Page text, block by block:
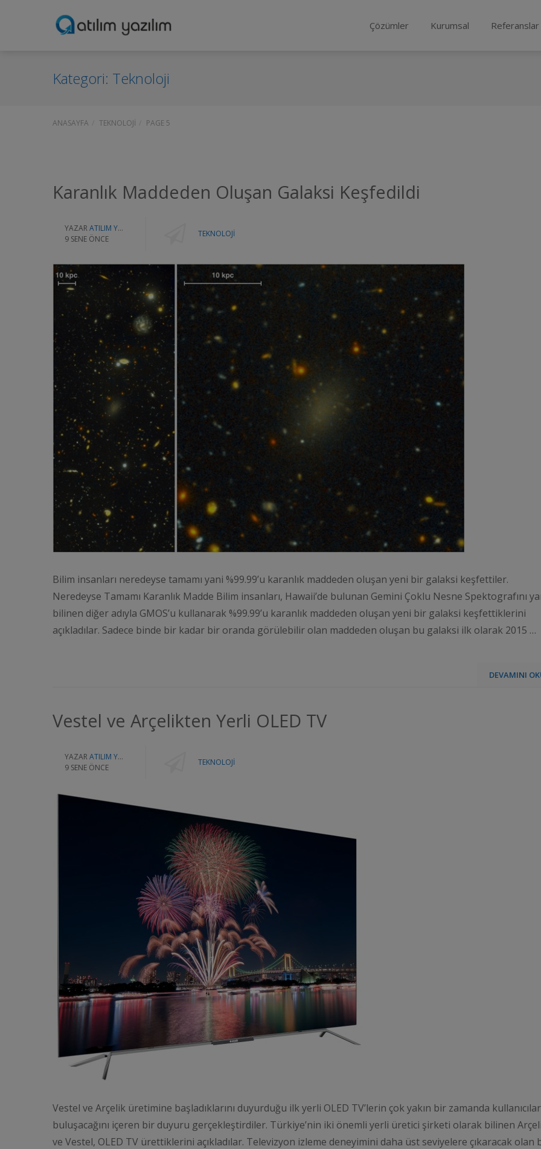
Çözümler Kurumsal Referanslar
Kategori: Teknoloji
ANASAYFA TEKNOLOJI PAGE 5
Karanlık Maddeden Oluşan Galaksi Keşfedildi
YAZAR ATILIM YAZILIM
9 SENE ÖNCE
TEKNOLOJI
Bilim insanları neredeyse tamamı yani %99.99’u karanlık maddeden oluşan yeni bir galaksi keşfettiler.
Neredeyse Tamamı Karanlık Madde Bilim insanları, Hawaii’de bulunan Gemini Çoklu Nesne Spektografını
bilinen diğer adıyla GMOS’u kullanarak %99.99’u karanlık maddeden oluşan yeni bir galaksi keşfettiklerini
açıkladılar. Sadece binde bir kadar bir oranda görülebilir olan maddeden oluşan bu galaksi ilk olarak 2015 …
DEVAMINI
Vestel ve Arçelikten Yerli OLED TV
YAZAR ATILIM YAZILIM
9 SENE ÖNCE
TEKNOLOJI
Vestel ve Arçelik üretimine başladıklarını duyurduğu ilk yerli OLED TV’lerin çok yakın bir zamanda
buluşacağını içeren bir duyuru gerçekleştirdiler. Türkiye’nin iki önemli yerli üretici şirketi olarak bilinen
ve Vestel, OLED TV ürettiklerini açıkladılar. Televizyon izleme deneyimini daha üst seviyelere çıkaracak olan